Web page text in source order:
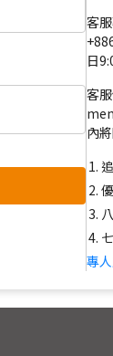
客
日
客
內
專